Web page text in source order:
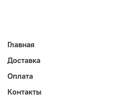
Главная
Доставка
Оплата
Контакты